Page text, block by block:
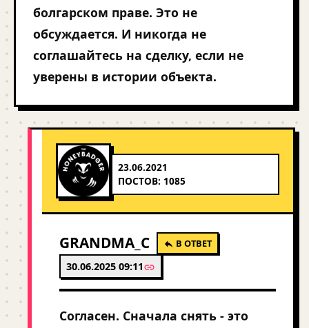
болгарском праве. Это не
обсуждается. И никогда не
соглашайтесь на сделку, если не
уверены в истории объекта.
23.06.2021
ПОСТОВ: 1085
GRANDMA_C В ОТВЕТ
30.06.2025 09:11
Согласен. Сначала снять - это